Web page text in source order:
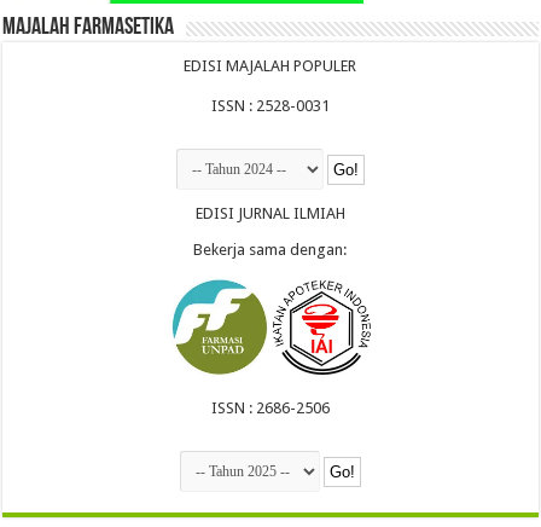
Majalah Farmasetika
EDISI MAJALAH POPULER
ISSN : 2528-0031
EDISI JURNAL ILMIAH
Bekerja sama dengan:
ISSN : 2686-2506